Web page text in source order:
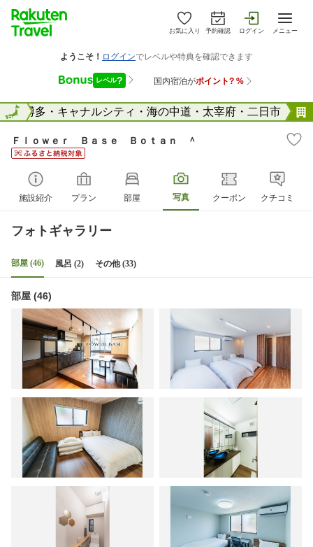
お気に入り 予約確認 ログイン メニュー
博多・キャナルシティ・海の中道・太宰府・二日市
全国
Ｆｌｏｗｅｒ Ｂａｓｅ Ｂｏｔａｎ ＾
施設紹介 プラン 部屋 写真 クーポン クチコミ
フォトギャラリー
部屋 (46) 風呂 (2) その他 (33)
部屋 (46)